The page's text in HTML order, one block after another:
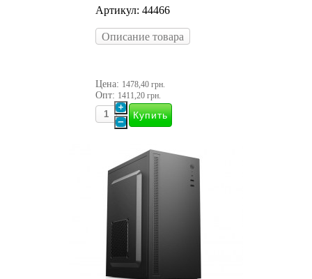
Артикул: 44466
Описание товара
Цена: 1478,40 грн.
Опт: 1411,20 грн.